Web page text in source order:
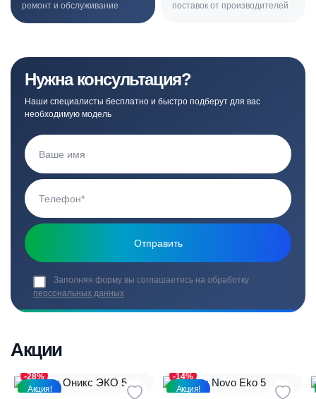
ремонт и обслуживание
поставок от производителей
Нужна консультация?
Наши специалисты бесплатно и быстро подберут для вас
необходимую модель
Заполняя форму вы соглашаетесь на обработку
персональных данных
Акции
Акция!
-28%
Акция!
-14%